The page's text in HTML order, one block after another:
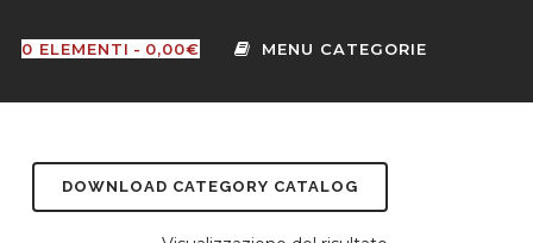
0 ELEMENTI 0,00€
DOWNLOAD CATEGORY CATALOG